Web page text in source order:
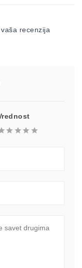
recenzija